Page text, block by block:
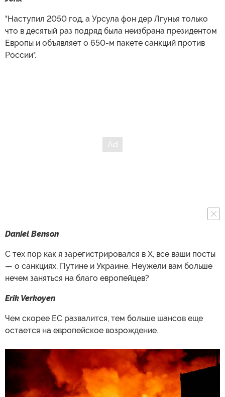
"Наступил 2050 год, а Урсула фон дер Лгунья только
что в десятый раз подряд была неизбрана президентом
Европы и объявляет о 650-м пакете санкций против
России".
Daniel Benson
С тех пор как я зарегистрировался в X, все ваши посты
— о санкциях, Путине и Украине. Неужели вам больше
нечем заняться на благо европейцев?
Erik Verkoyen
Чем скорее ЕС развалится, тем больше шансов еще
остается на европейское возрождение.